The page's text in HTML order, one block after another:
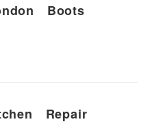
Boots
Repair